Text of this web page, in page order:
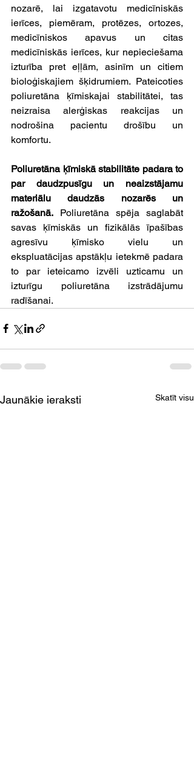
nozarē, lai izgatavotu medicīniskās
ierīces, piemēram, protēzes, ortozes,
medicīniskos apavus un citas
medicīniskās ierīces, kur nepieciešama
izturība pret eļļām, asinīm un citiem
bioloģiskajiem šķidrumiem. Pateicoties
poliuretāna ķīmiskajai stabilitātei, tas
neizraisa alerģiskas reakcijas un
nodrošina pacientu drošību un
komfortu.
Poliuretāna ķīmiskā stabilitāte padara to
par daudzpusīgu un neaizstājamu
materiālu daudzās nozarēs un
ražošanā. Poliuretāna spēja saglabāt
savas ķīmiskās un fizikālās īpašības
agresīvu ķīmisko vielu un
ekspluatācijas apstākļu ietekmē padara
to par ieteicamo izvēli uzticamu un
izturīgu poliuretāna izstrādājumu
radīšanai.
Jaunākie ieraksti Skatīt visu